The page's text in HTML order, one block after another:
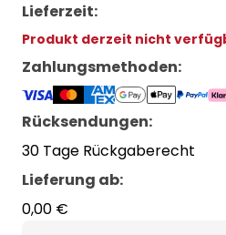
Lieferzeit:
Produkt derzeit nicht
Zahlungsmethoden:
Rücksendungen:
30 Tage Rückgaberecht
Lieferung ab:
0,00 €